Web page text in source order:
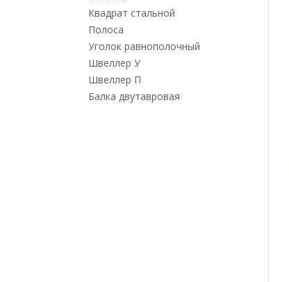
Квадрат стальной
Полоса
Уголок равнополочный
Швеллер У
Швеллер П
Балка двутавровая